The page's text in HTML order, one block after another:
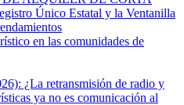
Único Estatal y la Ventanilla
en las comunidades de
¿La retransmisión de radio y
ya no es comunicación al